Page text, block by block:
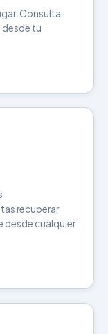
Consulta
desde tu
recuperar
desde cualquier